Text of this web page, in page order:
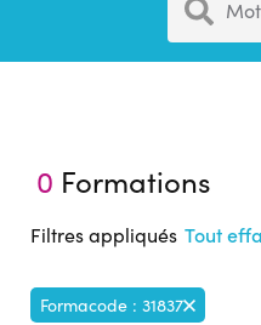
0 Formations
Filtres appliqués Tout
Formacode : 31837